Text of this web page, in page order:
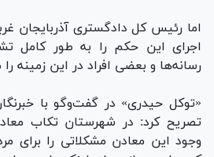
اما رئیس کل دادگستری آذربایجان
اجرای این حکم را به طور کامل
رسانه‌ها و بعضی افراد در این زمینه را
«توکل حیدری» در گفت‌وگو با
تصریح کرد: در شهرستان تکاب
وجود این معادن مشکلاتی را برای